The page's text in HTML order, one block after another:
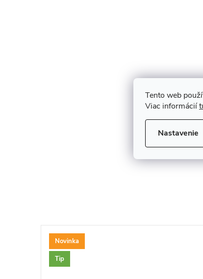
Tento web
Viac informácií
Nastavenie
Novinka
Tip